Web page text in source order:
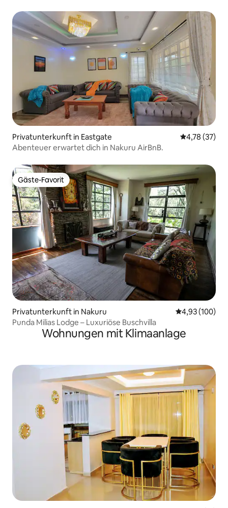
Privatunterkunft in Eastgate
4,78 (37)
Abenteuer erwartet dich in Nakuru AirBnB.
Gäste-Favorit
Gäste-Favorit
Privatunterkunft in Nakuru
4,93 (100)
Punda Milias Lodge – Luxuriöse Buschvilla
Wohnungen mit Klimaanlage